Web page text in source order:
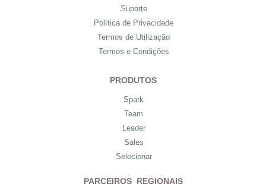
Suporte
Política de Privacidade
Termos de Utilização
Termos e Condições
PRODUTOS
Spark
Team
Leader
Sales
Selecionar
PARCEIROS REGIONAIS